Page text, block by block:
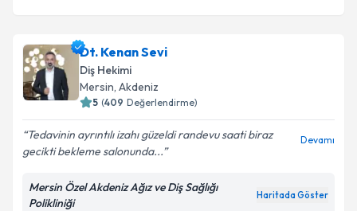
Dt. Kenan Sevi
Diş Hekimi
Mersin, Akdeniz
5 (409 Değerlendirme)
Tedavinin ayrıntılı izahı güzeldi randevu saati biraz
gecikti bekleme salonunda...
Devamı
Mersin Özel Akdeniz Ağız ve Diş Sağlığı
Polikliniği
Haritada Göster